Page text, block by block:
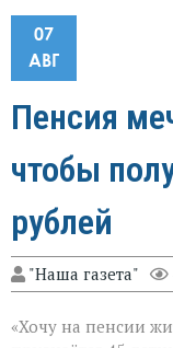
07
АВГ
Пенсия
чтобы
рублей
"Наша газета"
«Хочу на пенсии